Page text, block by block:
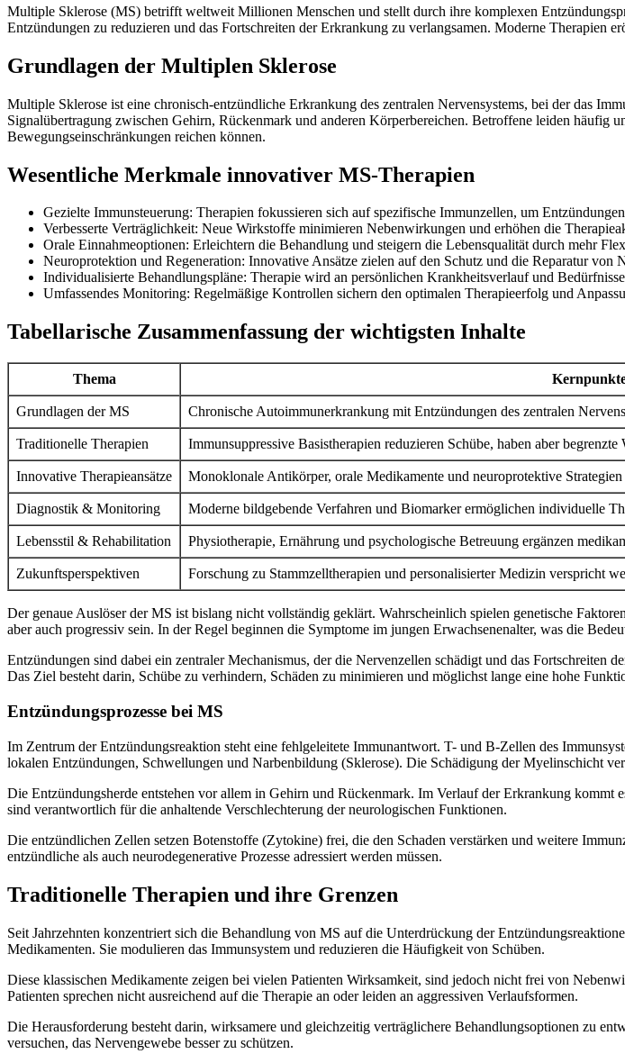
Multiple Sklerose (MS) betrifft weltweit Millionen Menschen und stellt durch ihre komplexen
Entzündungen zu reduzieren und das Fortschreiten der Erkrankung zu verlangsamen. Moderne Therapien
Grundlagen der Multiplen Sklerose
Multiple Sklerose ist eine chronisch-entzündliche Erkrankung des zentralen Nervensystems, bei der das
Signalübertragung zwischen Gehirn, Rückenmark und anderen Körperbereichen. Betroffene leiden häufig
Bewegungseinschränkungen reichen können.
Wesentliche Merkmale innovativer MS-Therapien
Gezielte Immunsteuerung: Therapien fokussieren sich auf spezifische Immunzellen, um
Verbesserte Verträglichkeit: Neue Wirkstoffe minimieren Nebenwirkungen und erhöhen die
Orale Einnahmeoptionen: Erleichtern die Behandlung und steigern die Lebensqualität durch mehr
Neuroprotektion und Regeneration: Innovative Ansätze zielen auf den Schutz und die Reparatur von
Individualisierte Behandlungspläne: Therapie wird an persönlichen Krankheitsverlauf und Bedürfnisse
Umfassendes Monitoring: Regelmäßige Kontrollen sichern den optimalen Therapieerfolg und
Tabellarische Zusammenfassung der wichtigsten Inhalte
Thema
Grundlagen der MS Chronische Autoimmunerkrankung mit Entzündungen des zentralen
Traditionelle Therapien Immunsuppressive Basistherapien reduzieren Schübe, haben aber
Innovative Therapieansätze Monoklonale Antikörper, orale Medikamente und neuroprotektive
Diagnostik & Monitoring Moderne bildgebende Verfahren und Biomarker ermöglichen individuelle
Lebensstil & Rehabilitation Physiotherapie, Ernährung und psychologische Betreuung ergänzen
Zukunftsperspektiven Forschung zu Stammzelltherapien und personalisierter Medizin verspricht
Der genaue Auslöser der MS ist bislang nicht vollständig geklärt. Wahrscheinlich spielen genetische
aber auch progressiv sein. In der Regel beginnen die Symptome im jungen Erwachsenenalter, was die
Entzündungen sind dabei ein zentraler Mechanismus, der die Nervenzellen schädigt und das Fortschreiten
Das Ziel besteht darin, Schübe zu verhindern, Schäden zu minimieren und möglichst lange eine hohe
Entzündungsprozesse bei MS
Im Zentrum der Entzündungsreaktion steht eine fehlgeleitete Immunantwort. T- und B-Zellen des
lokalen Entzündungen, Schwellungen und Narbenbildung (Sklerose). Die Schädigung der Myelinschicht
Die Entzündungsherde entstehen vor allem in Gehirn und Rückenmark. Im Verlauf der Erkrankung kommt
sind verantwortlich für die anhaltende Verschlechterung der neurologischen Funktionen.
Die entzündlichen Zellen setzen Botenstoffe (Zytokine) frei, die den Schaden verstärken und weitere
entzündliche als auch neurodegenerative Prozesse adressiert werden müssen.
Traditionelle Therapien und ihre Grenzen
Seit Jahrzehnten konzentriert sich die Behandlung von MS auf die Unterdrückung der
Medikamenten. Sie modulieren das Immunsystem und reduzieren die Häufigkeit von Schüben.
Diese klassischen Medikamente zeigen bei vielen Patienten Wirksamkeit, sind jedoch nicht frei von
Patienten sprechen nicht ausreichend auf die Therapie an oder leiden an aggressiven Verlaufsformen.
Die Herausforderung besteht darin, wirksamere und gleichzeitig verträglichere Behandlungsoptionen zu
versuchen, das Nervengewebe besser zu schützen.